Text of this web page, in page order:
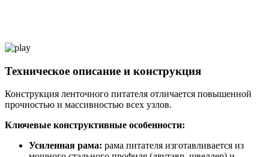
Техническое описание и конструкция
Конструкция ленточного питателя отличается повышенной
прочностью и массивностью всех узлов.
Ключевые конструктивные особенности:
Усиленная рама: рама питателя изготавливается из